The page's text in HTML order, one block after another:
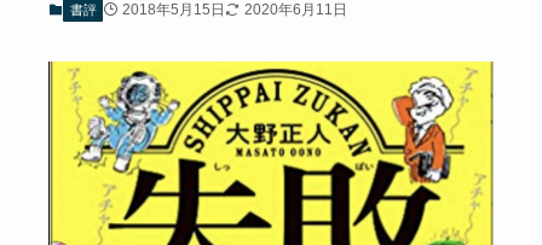
書評 2018年5月15日 2020年6月11日